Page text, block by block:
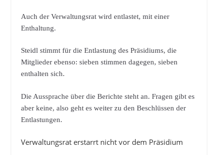
Auch der Verwaltungsrat wird entlastet, mit einer
Enthaltung.
Steidl stimmt für die Entlastung des Präsidiums, die
Mitglieder ebenso: sieben stimmen dagegen, sieben
enthalten sich.
Die Aussprache über die Berichte steht an. Fragen gibt es
aber keine, also geht es weiter zu den Beschlüssen der
Entlastungen.
Verwaltungsrat erstarrt nicht vor dem Präsidium